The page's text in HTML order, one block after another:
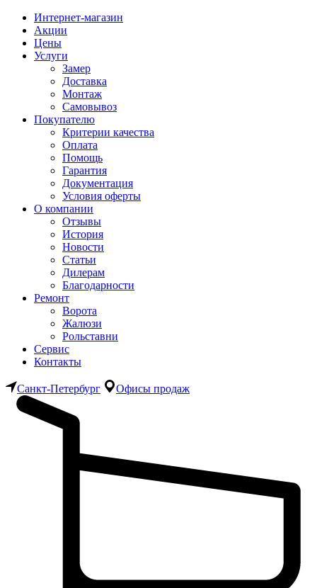
Интернет-магазин
Акции
Цены
Услуги
Замер
Доставка
Монтаж
Самовывоз
Покупателю
Критерии качества
Оплата
Помощь
Гарантия
Документация
Условия оферты
О компании
Отзывы
История
Новости
Статьи
Дилерам
Благодарности
Ремонт
Ворота
Жалюзи
Рольставни
Сервис
Контакты
Санкт-Петербург Офисы продаж